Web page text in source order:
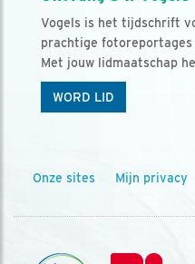
Vogels is het tijdschrift
prachtige
Met jouw lidmaatschap
WORD LID
Onze sites Mijn privacy